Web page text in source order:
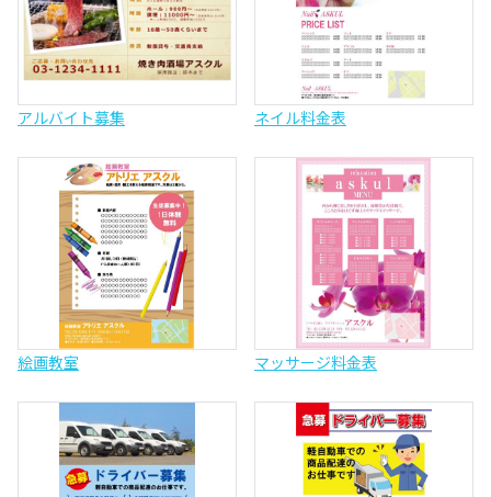
アルバイト募集 ネイル料金表
絵画教室 マッサージ料金表